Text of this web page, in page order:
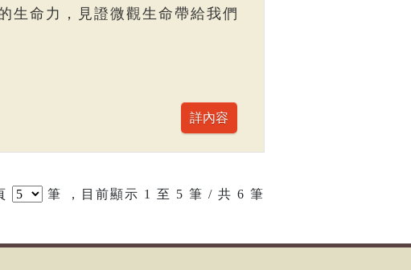
生命力，見證微觀生命帶給我們
筆 ，目前顯示 1 至 5 筆 / 共 6 筆